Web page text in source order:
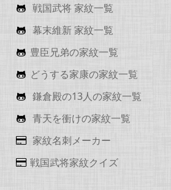
戦国武将 家紋一覧
幕末維新 家紋一覧
豊臣兄弟の家紋一覧
どうする家康の家紋一覧
鎌倉殿の13人の家紋一覧
青天を衝けの家紋一覧
家紋名刺メーカー
戦国武将家紋クイズ